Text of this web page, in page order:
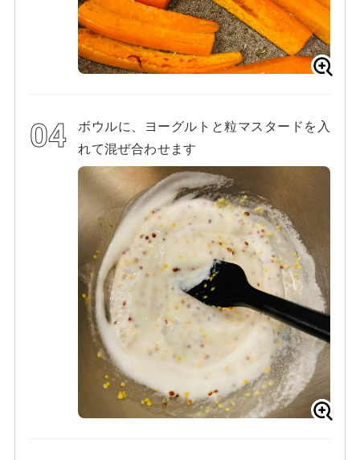
ボウルに、ヨーグルトと粒マスタードを入
れて混ぜ合わせます